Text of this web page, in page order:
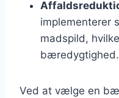
implementerer
madspild,
bæredygtighed.
Ved at vælge en